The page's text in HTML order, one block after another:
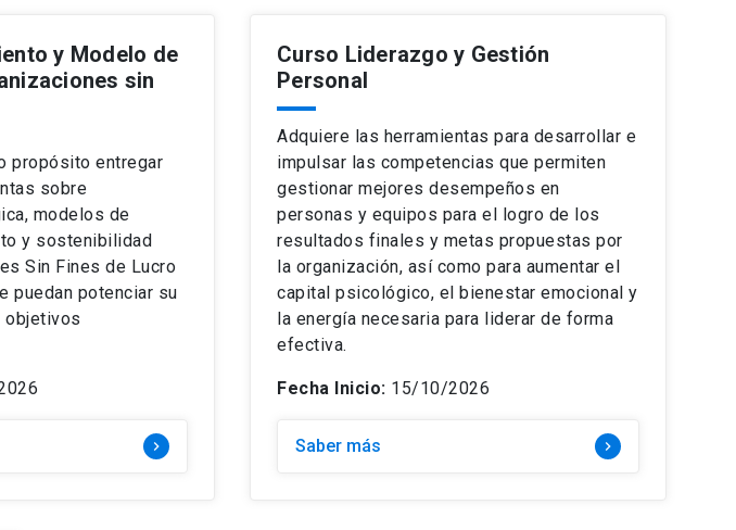
y Modelo de
sin
propósito entregar
sobre
modelos de
y sostenibilidad
Sin Fines de Lucro
puedan potenciar su
objetivos
keyboard_arrow_right
Curso Liderazgo y Gestión
Personal
Adquiere las herramientas para desarrollar e
impulsar las competencias que permiten
gestionar mejores desempeños en
personas y equipos para el logro de los
resultados finales y metas propuestas por
la organización, así como para aumentar el
capital psicológico, el bienestar emocional y
la energía necesaria para liderar de forma
efectiva.
Fecha Inicio: 15/10/2026
Saber más keyboard_arrow_right